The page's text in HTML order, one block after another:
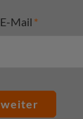
E-Mail
weiter